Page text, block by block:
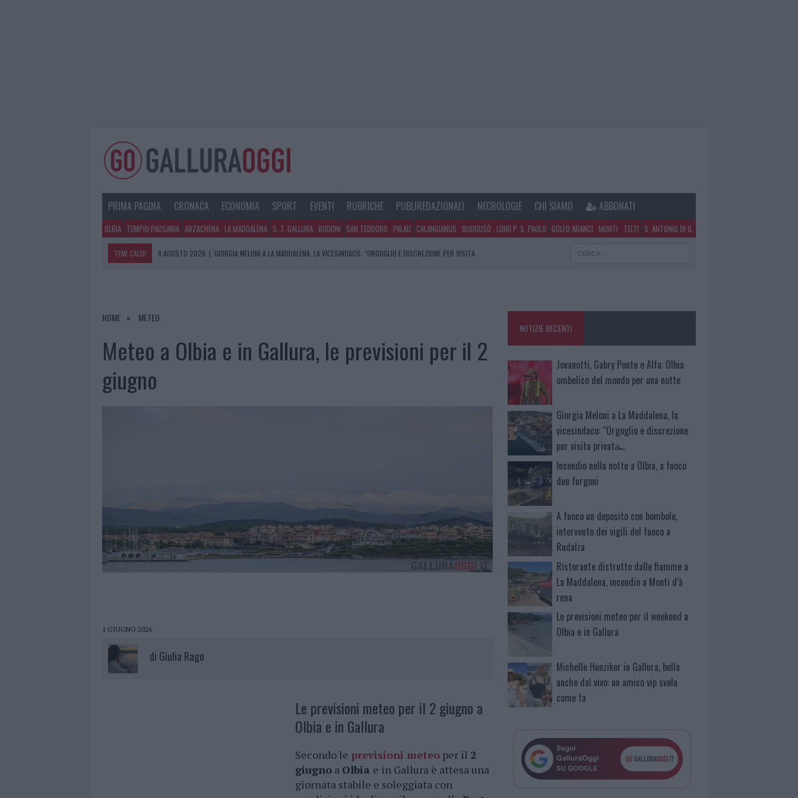
PRIMA PAGINA CRONACA ECONOMIA SPORT EVENTI RUBRICHE PUBLIREDAZIONALI NECROLOGIE CHI SIAMO ABBONATI
OLBIA TEMPIO PAUSANIA ARZACHENA LA MADDALENA S. T. GALLURA BUDONI SAN TEODORO PALAU CALANGIANUS BUDDUSÒ LOIRI P. S. PAOLO GOLFO ARANCI MONTI TELTI S. ANTONIO DI G.
TEMI CALDI 8 AGOSTO 2026 | GIORGIA MELONI A LA MADDALENA, LA VICESINDACO: “ORGOGLIO E DISCREZIONE PER VISITA
8 AGOSTO 2026
8 AGOSTO 2026 | JOVANOTTI, GABRY PONTE E ALFA: OLBIA OMBELICO DEL MONDO PER UNA NOTTE
HOME METEO
Meteo a Olbia e in Gallura, le previsioni per il 2
giugno
1 GIUGNO 2026
di Giulia Rago
Le previsioni meteo per il 2 giugno a
Olbia e in Gallura
Secondo le previsioni meteo per il 2
giugno a Olbia e in Gallura è attesa una
giornata stabile e soleggiata con
NOTIZIE RECENTI
Jovanotti, Gabry Ponte e Alfa: Olbia
ombelico del mondo per una notte
Giorgia Meloni a La Maddalena, la
vicesindaco: “Orgoglio e discrezione
per visita privata̶…
Incendio nella notte a Olbia, a fuoco
due furgoni
A fuoco un deposito con bombole,
intervento dei vigili del fuoco a
Rudalza
Ristorante distrutto dalle fiamme a
La Maddalena, incendio a Monti d’à
rena
Le previsioni meteo per il weekend a
Olbia e in Gallura
Michelle Hunziker in Gallura, bella
anche dal vivo: un amico vip svela
come fa